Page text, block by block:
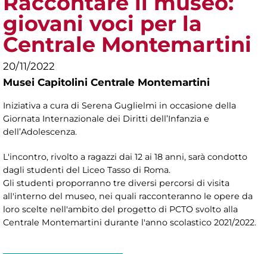
giovani voci per la
Centrale Montemartini
20/11/2022
Musei Capitolini Centrale Montemartini
Iniziativa a cura di Serena Guglielmi in occasione della
Giornata Internazionale dei Diritti dell’Infanzia e
dell’Adolescenza.
L'incontro, rivolto a ragazzi dai 12 ai 18 anni, sarà condotto
dagli studenti del Liceo Tasso di Roma.
Gli studenti proporranno tre diversi percorsi di visita
all'interno del museo, nei quali racconteranno le opere da
loro scelte nell'ambito del progetto di PCTO svolto alla
Centrale Montemartini durante l'anno scolastico 2021/2022.